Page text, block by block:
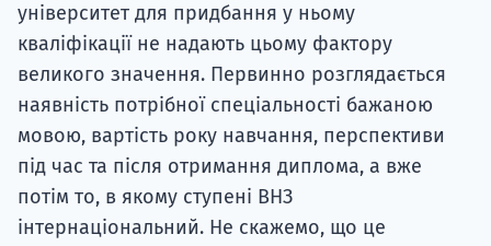
університет для придбання у ньому
кваліфікації не надають цьому фактору
великого значення. Первинно розглядається
наявність потрібної спеціальності бажаною
мовою, вартість року навчання, перспективи
під час та після отримання диплома, а вже
потім то, в якому ступені ВНЗ
інтернаціональний. Не скажемо, що це